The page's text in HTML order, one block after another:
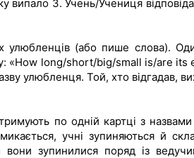
випало 3. Учень/Учениця
улюбленців (або пише слова).
«How long/short/big/small is/are
улюбленця. Той, хто відгадав,
по одній картці з назвами
учні зупиняються й
зупинилися поряд із